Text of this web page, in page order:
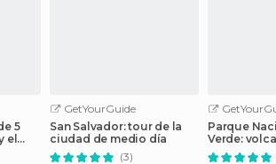
5
el
GetYourGuide
San Salvador: tour de la
ciudad de medio día
(3)
Parque
Verde: